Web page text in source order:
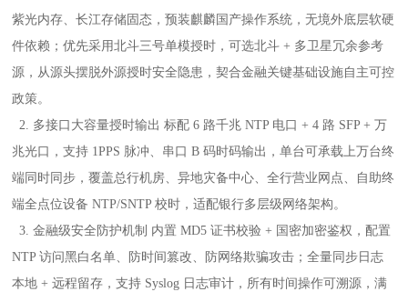
紫光内存、长江存储固态，预装麒麟国产操作系统，无境外底层软硬
件依赖；优先采用北斗三号单模授时，可选北斗 + 多卫星冗余参考
源，从源头摆脱外源授时安全隐患，契合金融关键基础设施自主可控
政策。
2. 多接口大容量授时输出 标配 6 路千兆 NTP 电口 + 4 路 SFP + 万
兆光口，支持 1PPS 脉冲、串口 B 码时码输出，单台可承载上万台终
端同时同步，覆盖总行机房、异地灾备中心、全行营业网点、自助终
端全点位设备 NTP/SNTP 校时，适配银行多层级网络架构。
3. 金融级安全防护机制 内置 MD5 证书校验 + 国密加密鉴权，配置
NTP 访问黑白名单、防时间篡改、防网络欺骗攻击；全量同步日志
本地 + 远程留存，支持 Syslog 日志审计，所有时间操作可溯源，满